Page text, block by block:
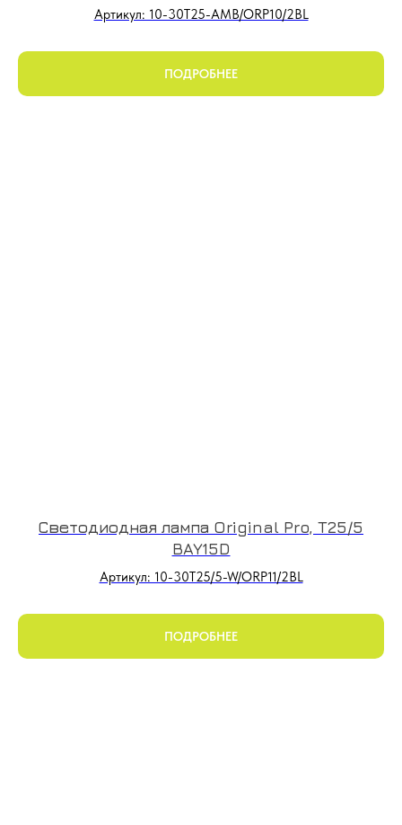
Артикул: 10-30T25-AMB/ORP10/2BL
ПОДРОБНЕЕ
Светодиодная лампа Original Pro, T25/5
BAY15D
Артикул: 10-30T25/5-W/ORP11/2BL
ПОДРОБНЕЕ